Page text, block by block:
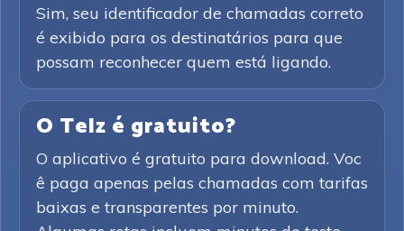
Sim, seu identificador de chamadas correto
é exibido para os destinatários para que
possam reconhecer quem está ligando.
O Telz é gratuito?
O aplicativo é gratuito para download. Voc
ê paga apenas pelas chamadas com tarifas
baixas e transparentes por minuto.